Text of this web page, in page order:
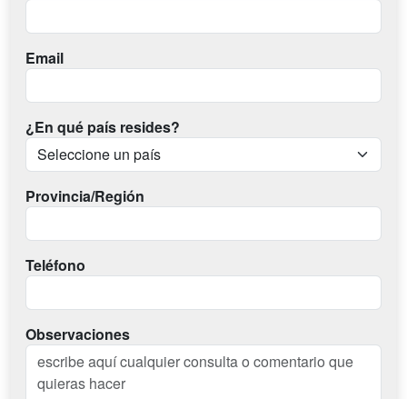
Email
¿En qué país resides?
Provincia/Región
Teléfono
Observaciones